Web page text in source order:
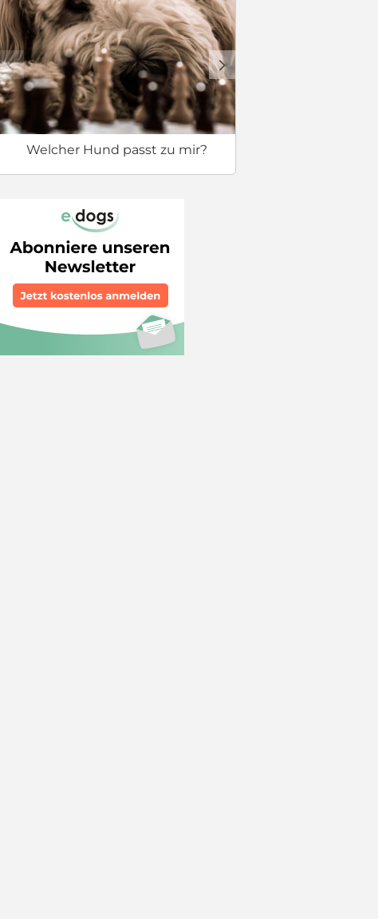
Welcher Hund passt zu mir?
c d